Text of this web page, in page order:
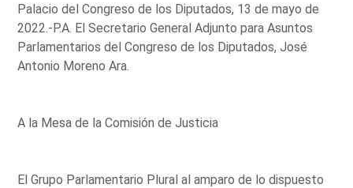
Palacio del Congreso de los Diputados, 13 de mayo de
2022.-P.A. El Secretario General Adjunto para Asuntos
Parlamentarios del Congreso de los Diputados, José
Antonio Moreno Ara.
A la Mesa de la Comisión de Justicia
El Grupo Parlamentario Plural al amparo de lo dispuesto